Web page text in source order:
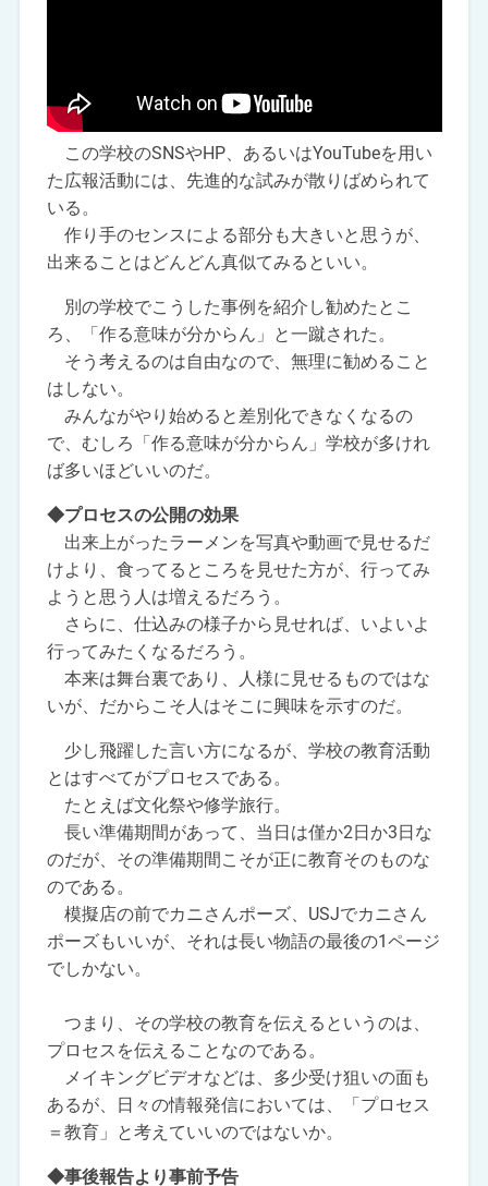
この学校のSNSやHP、あるいはYouTubeを用い
た広報活動には、先進的な試みが散りばめられて
いる。
作り手のセンスによる部分も大きいと思うが、
出来ることはどんどん真似てみるといい。
別の学校でこうした事例を紹介し勧めたとこ
ろ、「作る意味が分からん」と一蹴された。
そう考えるのは自由なので、無理に勧めること
はしない。
みんながやり始めると差別化できなくなるの
で、むしろ「作る意味が分からん」学校が多けれ
ば多いほどいいのだ。
◆プロセスの公開の効果
出来上がったラーメンを写真や動画で見せるだ
けより、食ってるところを見せた方が、行ってみ
ようと思う人は増えるだろう。
さらに、仕込みの様子から見せれば、いよいよ
行ってみたくなるだろう。
本来は舞台裏であり、人様に見せるものではな
いが、だからこそ人はそこに興味を示すのだ。
少し飛躍した言い方になるが、学校の教育活動
とはすべてがプロセスである。
たとえば文化祭や修学旅行。
長い準備期間があって、当日は僅か2日か3日な
のだが、その準備期間こそが正に教育そのものな
のである。
模擬店の前でカニさんポーズ、USJでカニさん
ポーズもいいが、それは長い物語の最後の1ページ
でしかない。
つまり、その学校の教育を伝えるというのは、
プロセスを伝えることなのである。
メイキングビデオなどは、多少受け狙いの面も
あるが、日々の情報発信においては、「プロセス
＝教育」と考えていいのではないか。
◆事後報告より事前予告